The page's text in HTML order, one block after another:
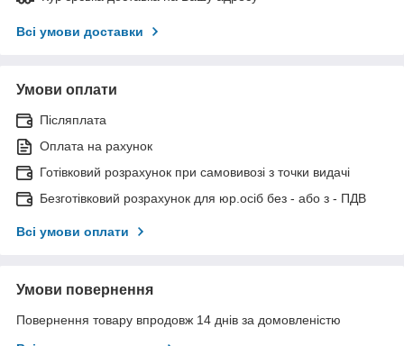
Всі умови доставки
Умови оплати
Післяплата
Оплата на рахунок
Готівковий розрахунок при самовивозі з точки видачі
Безготівковий розрахунок для юр.осіб без - або з - ПДВ
Всі умови оплати
Умови повернення
Повернення товару впродовж 14 днів за домовленістю